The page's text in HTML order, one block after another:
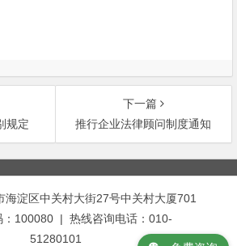
规定
下一篇
推行企业法律顾问制度通知
海淀区中关村大街27号中关村大厦701
100080 | 热线咨询电话：010-
51280101